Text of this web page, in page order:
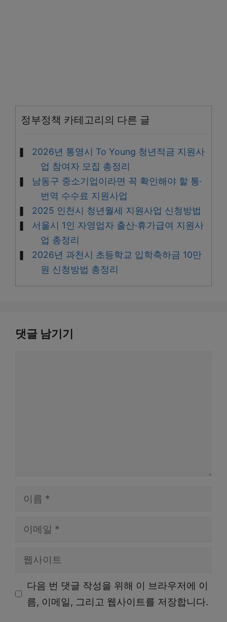
정부정책 카테고리의 다른 글
2026년 통영시 To Young 청년적금 지원사
업 참여자 모집 총정리
남동구 중소기업이라면 꼭 확인해야 할 통·
번역 수수료 지원사업
2025 인천시 청년월세 지원사업 신청방법
서울시 1인 자영업자 출산·휴가급여 지원사
업 총정리
2026년 과천시 초등학교 입학축하금 10만
원 신청방법 총정리
댓글 남기기
일
다음 번 댓글 작성을 위해 이 브라우저에 이
름, 이메일, 그리고 웹사이트를 저장합니다.